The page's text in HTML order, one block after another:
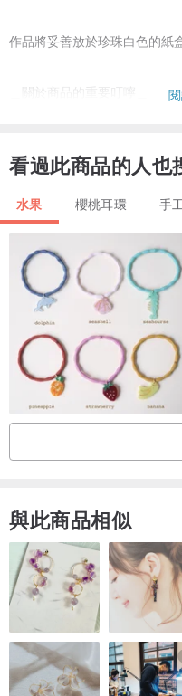
作品將妥善放於珍珠白色的紙
＿關於商品的重要叮嚀＿
・不配戴時，建議將其收納於
・樹脂內部可能會產生微小氣
產地/製作方式
日本手工製作
看過此商品的人也
水果 櫻桃耳環 手
與此商品相似